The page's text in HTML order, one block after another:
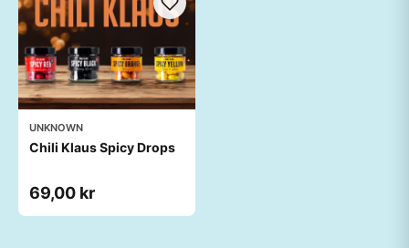
UNKNOWN
Chili Klaus Spicy Drops
69,00 kr